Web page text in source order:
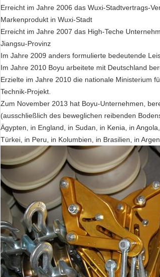
Erreicht im Jahre 2006 das Wuxi-Stadtvertrags-
Markenprodukt in Wuxi-Stadt
Erreicht im Jahre 2007 das High-Teche
Jiangsu-Provinz
Im Jahre 2009 anders formulierte bedeutende
Im Jahre 2010 Boyu arbeitete mit Deutschland
Erzielte im Jahre 2010 die nationale Ministerium
Technik-Projekt.
Zum November 2013 hat Boyu-Unternehmen,
(ausschließlich des beweglichen reibenden
Ägypten, in England, in Sudan, in Kenia, in
Türkei, in Peru, in Kolumbien, in Brasilien, in